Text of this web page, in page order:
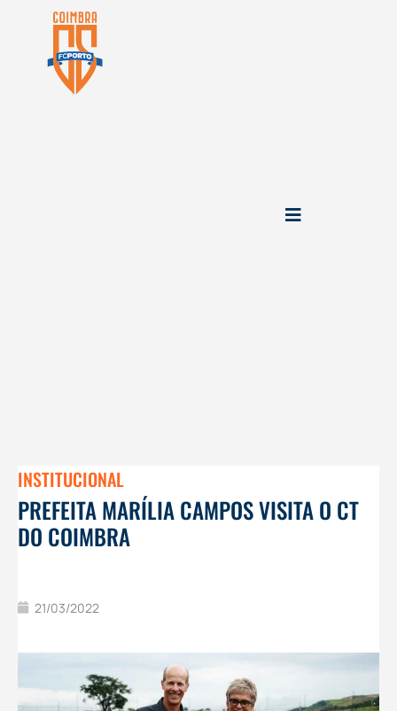
INSTITUCIONAL
PREFEITA MARÍLIA CAMPOS VISITA O CT
DO COIMBRA
21/03/2022